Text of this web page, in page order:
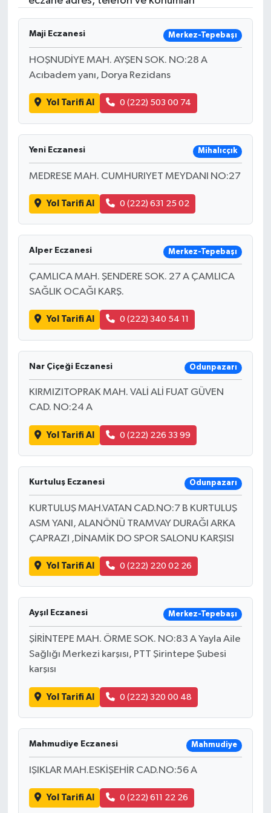
Maji Eczanesi Merkez-Tepebaşı
HOŞNUDİYE MAH. AYŞEN SOK. NO:28 A
Acıbadem yanı, Dorya Rezidans
Yol Tarifi Al 0 (222) 503 00 74
Yeni Eczanesi Mihalıcçık
MEDRESE MAH. CUMHURIYET MEYDANI NO:27
Yol Tarifi Al 0 (222) 631 25 02
Alper Eczanesi Merkez-Tepebaşı
ÇAMLICA MAH. ŞENDERE SOK. 27 A ÇAMLICA
SAĞLIK OCAĞI KARŞ.
Yol Tarifi Al 0 (222) 340 54 11
Nar Çiçeği Eczanesi Odunpazarı
KIRMIZITOPRAK MAH. VALİ ALİ FUAT GÜVEN
CAD. NO:24 A
Yol Tarifi Al 0 (222) 226 33 99
Kurtuluş Eczanesi Odunpazarı
KURTULUŞ MAH.VATAN CAD.NO:7 B KURTULUŞ
ASM YANI, ALANÖNÜ TRAMVAY DURAĞI ARKA
ÇAPRAZI ,DİNAMİK DO SPOR SALONU KARŞISI
Yol Tarifi Al 0 (222) 220 02 26
Ayşıl Eczanesi Merkez-Tepebaşı
ŞİRİNTEPE MAH. ÖRME SOK. NO:83 A Yayla Aile
Sağlığı Merkezi karşısı, PTT Şirintepe Şubesi
karşısı
Yol Tarifi Al 0 (222) 320 00 48
Mahmudiye Eczanesi Mahmudiye
IŞIKLAR MAH.ESKİŞEHİR CAD.NO:56 A
Yol Tarifi Al 0 (222) 611 22 26
Resmi İlanlar